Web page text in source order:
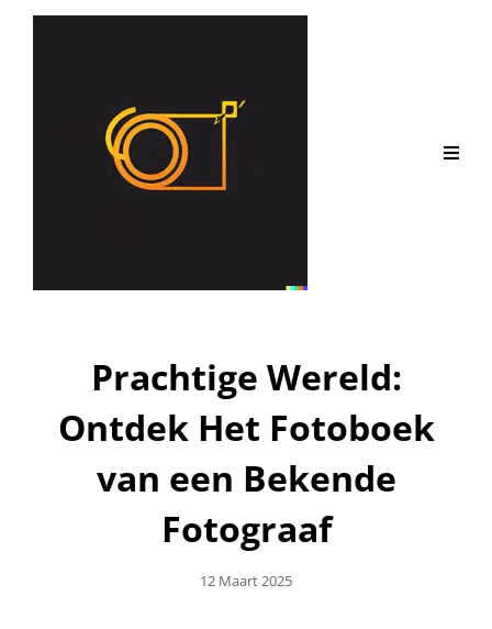
Prachtige Wereld:
Ontdek Het Fotoboek
van een Bekende
Fotograaf
Geplaatst
12 Maart 2025